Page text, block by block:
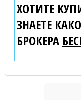
ХОТИТЕ
ЗНАЕТЕ
БРОКЕРА